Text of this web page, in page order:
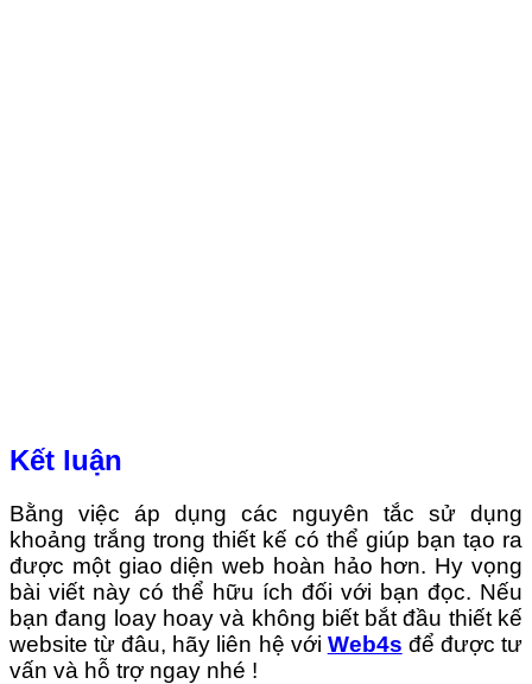
Kết luận
Bằng việc áp dụng các nguyên tắc sử dụng
khoảng trắng trong thiết kế có thể giúp bạn tạo ra
được một giao diện web hoàn hảo hơn. Hy vọng
bài viết này có thể hữu ích đối với bạn đọc. Nếu
bạn đang loay hoay và không biết bắt đầu thiết kế
website từ đâu, hãy liên hệ với Web4s để được tư
vấn và hỗ trợ ngay nhé !